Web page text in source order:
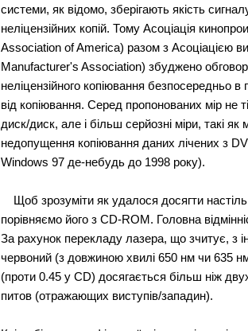
системи, як відомо, зберігають якість
неліцензійних копій. Тому Асоціація
Association of America) разом з Асоціацією
Маnufасturеr's Association) збуджено
неліцензійного копіювання безпосередньо
від копіювання. Серед пропонованих мір не
диск/диск, але і більш серйозні міри, такі
недопущення копіювання даних лічених з
Windows 97 де-небудь до 1998 року).
Щоб зрозуміти як удалося досягти
порівняємо його з CD-ROM. Головна
За рахунок перекладу лазера, що зчитує, з
червоний (з довжиною хвилі 650 нм чи 635
(проти 0.45 у CD) досягається більш ніж
питов (отражающих виступів/западин).